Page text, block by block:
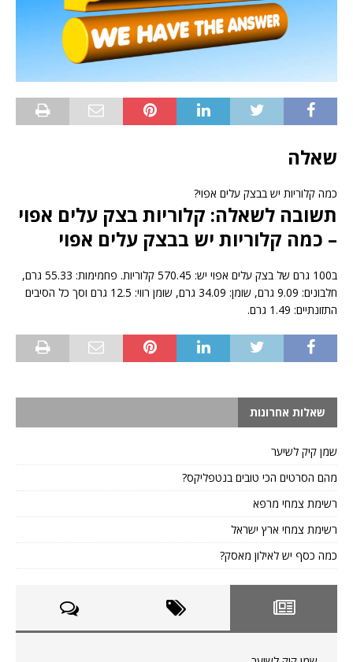
שאלה
כמה קלוריות יש בבצק עלים אפוי?
תשובה לשאלה: קלוריות בצק עלים אפוי
– כמה קלוריות יש בבצק עלים אפוי
ב100 גרם של בצק עלים אפוי יש: 570.45 קלוריות. פחמימות: 55.33 גרם,
חלבונים: 9.09 גרם, שומן: 34.09 גרם, שומן רווי: 12.5 גרם וסך כל הסיבים
התזונתיים: 1.49 גרם.
שאלות אחרונות
שמן קיק לשיער
מהם הסרטים הכי טובים בנטפליקס?
רשימת צמחי מרפא
רשימת צמחי ארץ ישראל
כמה כסף יש לאילון מאסק?